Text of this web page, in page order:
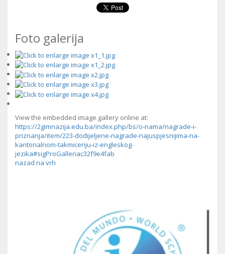
Foto galerija
View the embedded image gallery online at:
https://2gimnazija.edu.ba/index.php/bs/o-nama/nagrade-i-
priznanja/item/223-dodijeljene-nagrade-najuspjesnijima-na-
kantonalnom-takmicenju-iz-engleskog-
jezika#sigProGalleriac32f9e4fab
nazad na vrh